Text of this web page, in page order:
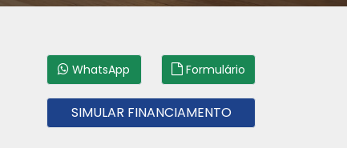
WhatsApp Formulário
SIMULAR FINANCIAMENTO